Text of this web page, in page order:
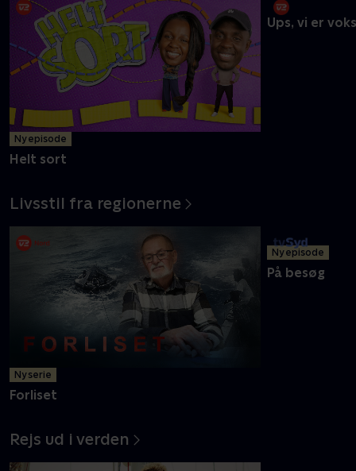
De dejlige danskere
Helt sort
Livsstil fra regionerne
Forliset